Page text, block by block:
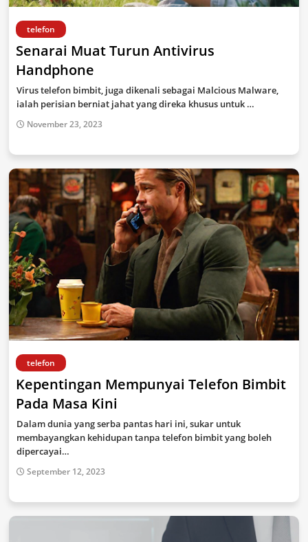
telefon
Senarai Muat Turun Antivirus
Handphone
Virus telefon bimbit, juga dikenali sebagai Malcious Malware,
ialah perisian berniat jahat yang direka khusus untuk …
November 23, 2023
telefon
Kepentingan Mempunyai Telefon Bimbit
Pada Masa Kini
Dalam dunia yang serba pantas hari ini, sukar untuk
membayangkan kehidupan tanpa telefon bimbit yang boleh
dipercayai…
September 12, 2023